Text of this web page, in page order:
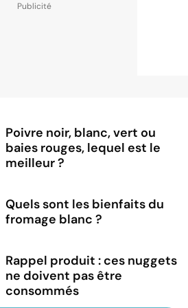
Poivre noir, blanc, vert ou
baies rouges, lequel est le
meilleur ?
Quels sont les bienfaits du
fromage blanc ?
Rappel produit : ces nuggets
ne doivent pas être
consommés